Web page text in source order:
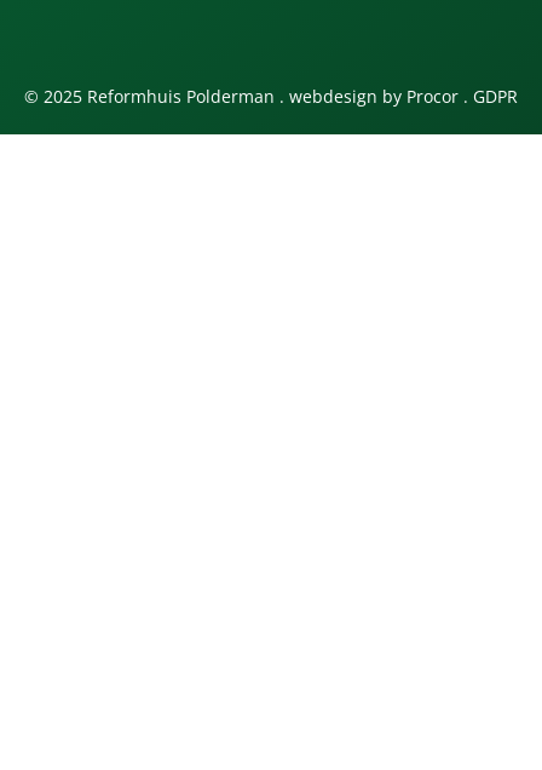
© 2025 Reformhuis Polderman . webdesign by Procor . GDPR